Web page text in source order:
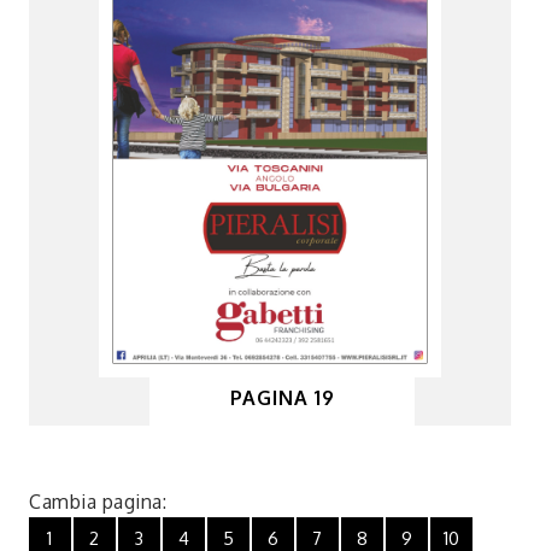
PAGINA 19
Cambia pagina:
1 2 3 4 5 6 7 8 9
10